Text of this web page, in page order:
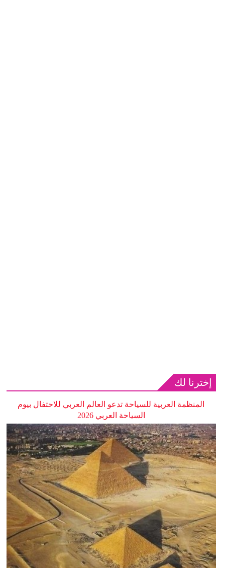
إخترنا لك
المنظمة العربية للسياحة تدعو العالم العربي للاحتفال بيوم
السياحة العربي 2026